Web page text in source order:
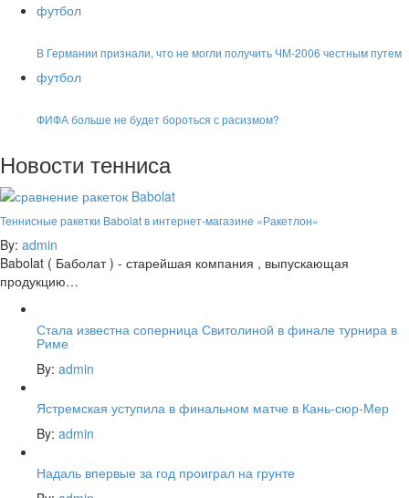
футбол
В Германии признали, что не могли получить ЧМ-2006 честным путем
футбол
ФИФА больше не будет бороться с расизмом?
Новости тенниса
Теннисные ракетки Babolat в интернет-магазине «Ракетлон»
By: admin
Babolat ( Баболат ) - старейшая компания , выпускающая
продукцию…
Стала известна соперница Свитолиной в финале турнира в
Риме
By: admin
Ястремская уступила в финальном матче в Кань-сюр-Мер
By: admin
Надаль впервые за год проиграл на грунте